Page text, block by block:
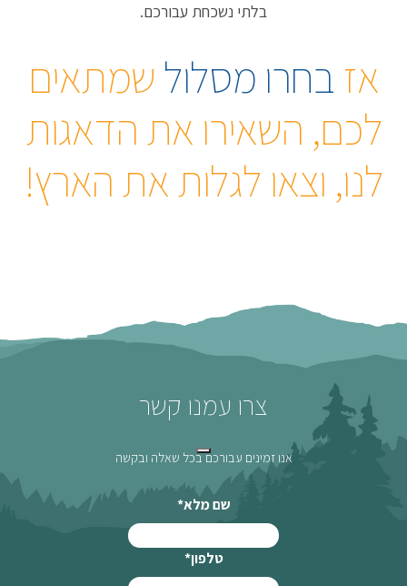
בלתי נשכחת עבורכם.
אז בחרו מסלול שמתאים
לכם, השאירו את הדאגות
לנו, וצאו לגלות את הארץ!
צרו עמנו קשר
אנו זמינים עבורכם בכל שאלה ובקשה
שם מלא*
טלפון*